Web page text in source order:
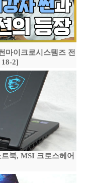
마이크로시스템즈 전
2]
북, MSI 크로스헤어